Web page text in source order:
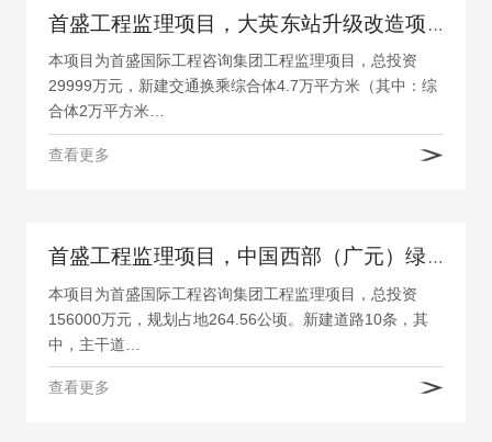
首盛工程监理项目，大英东站升级改造项目（一标段）
本项目为首盛国际工程咨询集团工程监理项目，总投资
29999万元，新建交通换乘综合体4.7万平方米（其中：综
合体2万平方米…
查看更多
首盛工程监理项目，中国西部（广元）绿色家居产业城扶贫启动区大坝项目
本项目为首盛国际工程咨询集团工程监理项目，总投资
156000万元，规划占地264.56公顷。新建道路10条，其
中，主干道…
查看更多